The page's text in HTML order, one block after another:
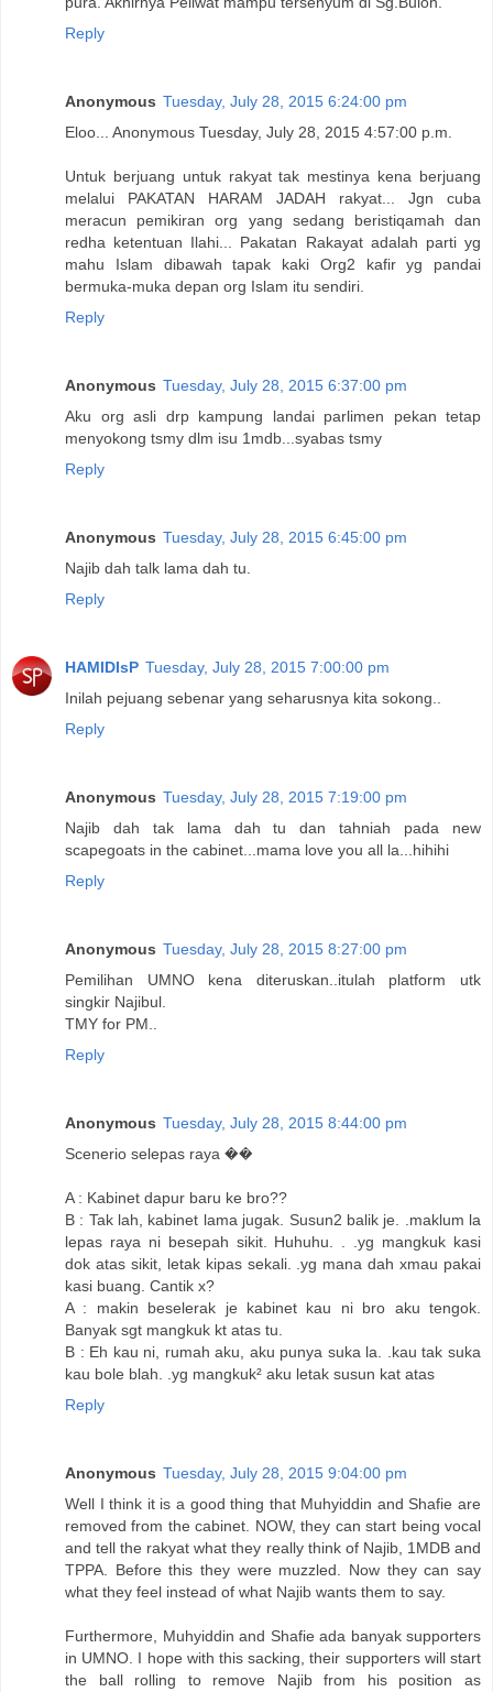
Reply
Anonymous Tuesday, July 28, 2015 6:24:00 pm
Eloo... Anonymous Tuesday, July 28, 2015 4:57:00 p.m.
Untuk berjuang untuk rakyat tak mestinya kena berjuang
melalui PAKATAN HARAM JADAH rakyat... Jgn cuba
meracun pemikiran org yang sedang beristiqamah dan
redha ketentuan Ilahi... Pakatan Rakayat adalah parti yg
mahu Islam dibawah tapak kaki Org2 kafir yg pandai
bermuka-muka depan org Islam itu sendiri.
Reply
Anonymous Tuesday, July 28, 2015 6:37:00 pm
Aku org asli drp kampung landai parlimen pekan tetap
menyokong tsmy dlm isu 1mdb...syabas tsmy
Reply
Anonymous Tuesday, July 28, 2015 6:45:00 pm
Najib dah talk lama dah tu.
Reply
HAMIDIsP Tuesday, July 28, 2015 7:00:00 pm
Inilah pejuang sebenar yang seharusnya kita sokong..
Reply
Anonymous Tuesday, July 28, 2015 7:19:00 pm
Najib dah tak lama dah tu dan tahniah pada new
scapegoats in the cabinet...mama love you all la...hihihi
Reply
Anonymous Tuesday, July 28, 2015 8:27:00 pm
Pemilihan UMNO kena diteruskan..itulah platform utk
singkir Najibul.
TMY for PM..
Reply
Anonymous Tuesday, July 28, 2015 8:44:00 pm
Scenerio selepas raya ��
A : Kabinet dapur baru ke bro??
B : Tak lah, kabinet lama jugak. Susun2 balik je. .maklum la
lepas raya ni besepah sikit. Huhuhu. . .yg mangkuk kasi
dok atas sikit, letak kipas sekali. .yg mana dah xmau pakai
kasi buang. Cantik x?
A : makin beselerak je kabinet kau ni bro aku tengok.
Banyak sgt mangkuk kt atas tu.
B : Eh kau ni, rumah aku, aku punya suka la. .kau tak suka
kau bole blah. .yg mangkuk² aku letak susun kat atas
Reply
Anonymous Tuesday, July 28, 2015 9:04:00 pm
Well I think it is a good thing that Muhyiddin and Shafie are
removed from the cabinet. NOW, they can start being vocal
and tell the rakyat what they really think of Najib, 1MDB and
TPPA. Before this they were muzzled. Now they can say
what they feel instead of what Najib wants them to say.
Furthermore, Muhyiddin and Shafie ada banyak supporters
in UMNO. I hope with this sacking, their supporters will start
the ball rolling to remove Najib from his position as